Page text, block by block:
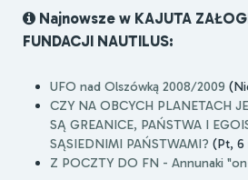
Najnowsze w KAJUTA
FUNDACJI NAUTILUS:
UFO nad Olszówką 2008/2009
CZY NA OBCYCH PLANETACH
SĄ GREANICE, PAŃSTWA I
SĄSIEDNIMI PAŃSTWAMI? (Pt, 6
Z POCZTY DO FN - Annunaki